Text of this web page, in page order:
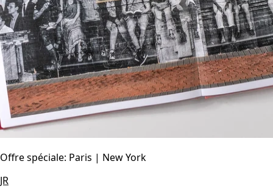
Offre spéciale: Paris | New York
JR